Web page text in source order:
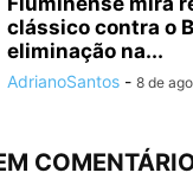
clássico contra o
eliminação na...
AdrianoSantos - 8 de